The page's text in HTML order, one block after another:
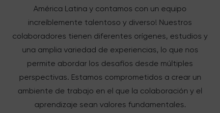
América Latina y contamos con un equipo
increíblemente talentoso y diverso! Nuestros
colaboradores tienen diferentes orígenes, estudios y
una amplia variedad de experiencias, lo que nos
permite abordar los desafíos desde múltiples
perspectivas. Estamos comprometidos a crear un
ambiente de trabajo en el que la colaboración y el
aprendizaje sean valores fundamentales.